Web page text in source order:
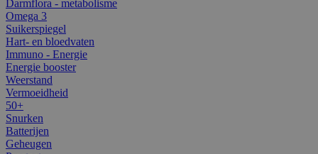
Darmflora - metabolisme
Omega 3
Suikerspiegel
Hart- en bloedvaten
Immuno - Energie
Energie booster
Weerstand
Vermoeidheid
50+
Snurken
Batterijen
Geheugen